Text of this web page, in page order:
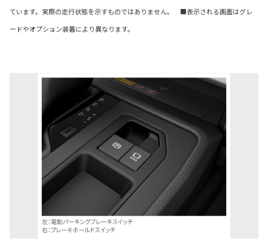
ています。実際の走行状態を示すものではありません。 ■表示される画面はグレ
ードやオプション装着により異なります。